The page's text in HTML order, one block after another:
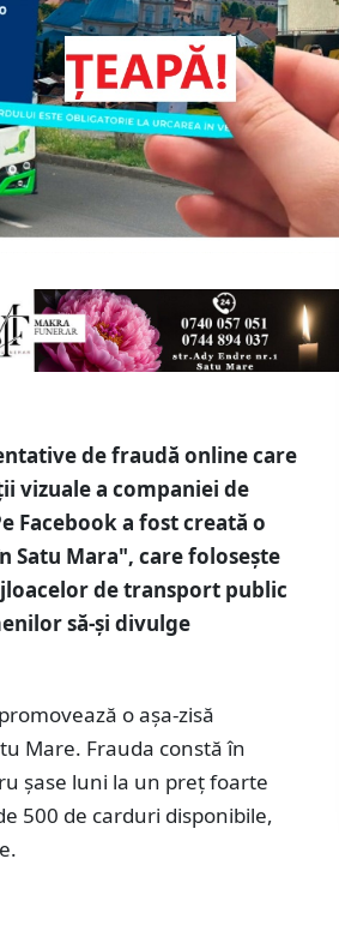
de fraudă online care
vizuale a companiei de
Facebook a fost creată o
Satu Mara", care folosește
de transport public
să-și divulge
o așa-zisă
Mare. Frauda constă în
șase luni la un preț foarte
500 de carduri disponibile,